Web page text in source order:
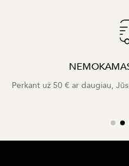
Perkant už 50 € ar daugiau,